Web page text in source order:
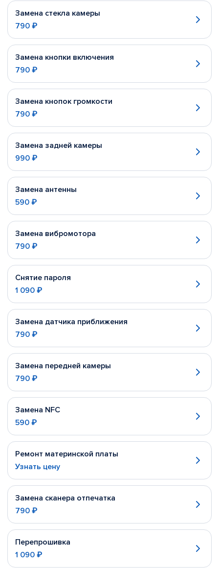
Замена стекла камеры
790 ₽
Замена кнопки включения
790 ₽
Замена кнопок громкости
790 ₽
Замена задней камеры
990 ₽
Замена антенны
590 ₽
Замена вибромотора
790 ₽
Снятие пароля
1 090 ₽
Замена датчика приближения
790 ₽
Замена передней камеры
790 ₽
Замена NFC
590 ₽
Ремонт материнской платы
Узнать цену
Замена сканера отпечатка
790 ₽
Перепрошивка
1 090 ₽